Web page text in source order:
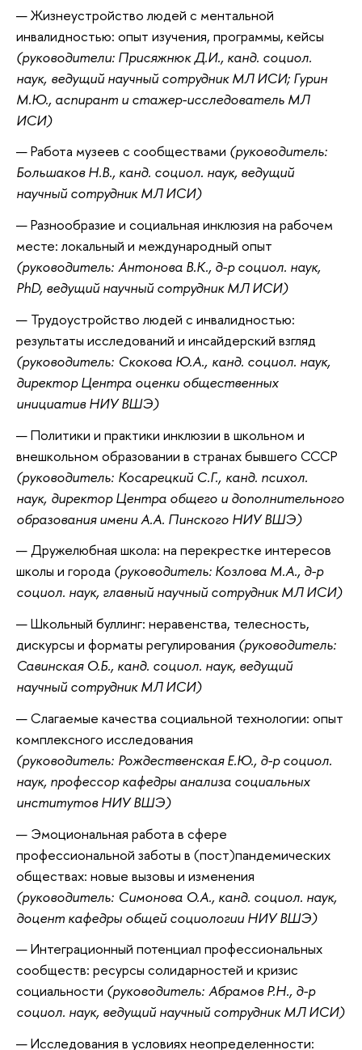
Жизнеустройство людей с ментальной
инвалидностью: опыт изучения, программы, кейсы
(руководители: Присяжнюк Д.И., канд. социол.
наук, ведущий научный сотрудник МЛ ИСИ; Гурин
М.Ю., аспирант и стажер-исследователь МЛ
ИСИ)
Работа музеев с сообществами (руководитель:
Большаков Н.В., канд. социол. наук, ведущий
научный сотрудник МЛ ИСИ)
Разнообразие и социальная инклюзия на рабочем
месте: локальный и международный опыт
(руководитель: Антонова В.К., д-р социол. наук,
PhD, ведущий научный сотрудник МЛ ИСИ)
Трудоустройство людей с инвалидностью:
результаты исследований и инсайдерский взгляд
(руководитель: Скокова Ю.А., канд. социол. наук,
директор Центра оценки общественных
инициатив НИУ ВШЭ)
Политики и практики инклюзии в школьном и
внешкольном образовании в странах бывшего СССР
(руководитель: Косарецкий С.Г., канд. психол.
наук, директор Центра общего и дополнительного
образования имени А.А. Пинского НИУ ВШЭ)
Дружелюбная школа: на перекрестке интересов
школы и города (руководитель: Козлова М.А., д-р
социол. наук, главный научный сотрудник МЛ ИСИ)
Школьный буллинг: неравенства, телесность,
дискурсы и форматы регулирования (руководитель:
Савинская О.Б., канд. социол. наук, ведущий
научный сотрудник МЛ ИСИ)
Слагаемые качества социальной технологии: опыт
комплексного исследования
(руководитель: Рождественская Е.Ю., д-р социол.
наук, профессор кафедры анализа социальных
институтов НИУ ВШЭ)
Эмоциональная работа в сфере
профессиональной заботы в (пост)пандемических
обществах: новые вызовы и изменения
(руководитель: Симонова О.А., канд. социол. наук,
доцент кафедры общей социологии НИУ ВШЭ)
Интеграционный потенциал профессиональных
сообществ: ресурсы солидарностей и кризис
социальности (руководитель: Абрамов Р.Н., д-р
социол. наук, ведущий научный сотрудник МЛ ИСИ)
Исследования в условиях неопределенности: